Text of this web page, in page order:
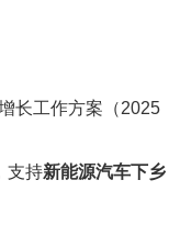
长工作方案（2025
支持新能源汽车下乡